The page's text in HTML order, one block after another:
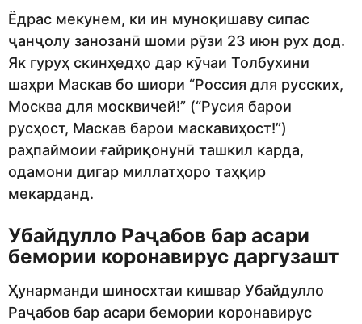
Ёдрас мекунем, ки ин муноқишаву сипас
ҷанҷолу занозанӣ шоми рӯзи 23 июн рух дод.
Як гуруҳ скинҳедҳо дар кӯчаи Толбухини
шаҳри Маскав бо шиори “Россия для русских,
Москва для москвичей!” (“Русия барои
русҳост, Маскав барои маскавиҳост!”)
раҳпаймоии ғайриқонунӣ ташкил карда,
одамони дигар миллатҳоро таҳқир
мекарданд.
Убайдулло Раҷабов бар асари
бемории коронавирус даргузашт
Ҳунарманди шиносхтаи кишвар Убайдулло
Раҷабов бар асари бемории коронавирус